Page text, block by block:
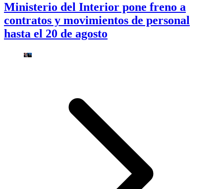
Ministerio del Interior pone freno a
contratos y movimientos de personal
hasta el 20 de agosto